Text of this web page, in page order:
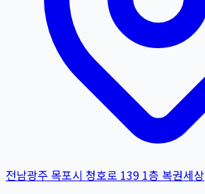
전남광주 목포시 청호로 139 1층 복권세상